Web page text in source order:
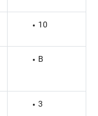
10
B
3